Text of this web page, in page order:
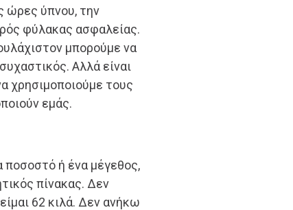
ώρες ύπνου, την
φύλακας ασφαλείας.
μπορούμε να
Αλλά είναι
χρησιμοποιούμε τους
εμάς.
ποσοστό ή ένα μέγεθος,
πίνακας. Δεν
62 κιλά. Δεν ανήκω